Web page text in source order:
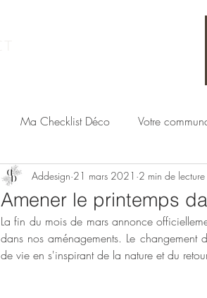
Ma Checklist Déco Votre
Amener le printemps
Addesign 21 mars 2021 2 min de lecture
La fin du mois de mars annonce
dans nos aménagements. Le
de vie en s'inspirant de la nature et du